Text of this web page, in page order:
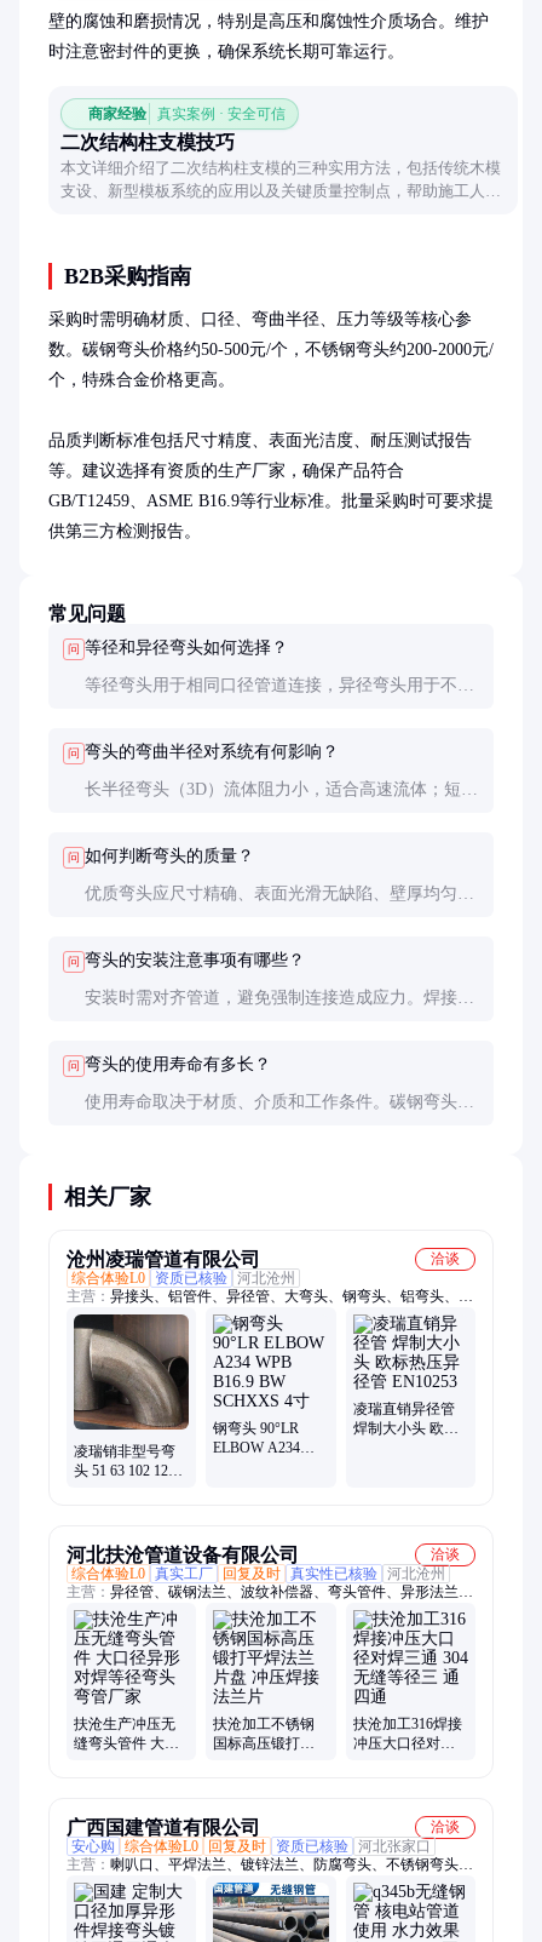
壁的腐蚀和磨损情况，特别是高压和腐蚀性介质场合。维护
时注意密封件的更换，确保系统长期可靠运行。
商家经验 真实案例 · 安全可信
二次结构柱支模技巧
本文详细介绍了二次结构柱支模的三种实用方法，包括传统木模
支设、新型模板系统的应用以及关键质量控制点，帮助施工人员
B2B采购指南
采购时需明确材质、口径、弯曲半径、压力等级等核心参
数。碳钢弯头价格约50-500元/个，不锈钢弯头约200-2000元/
个，特殊合金价格更高。
品质判断标准包括尺寸精度、表面光洁度、耐压测试报告
等。建议选择有资质的生产厂家，确保产品符合
GB/T12459、ASME B16.9等行业标准。批量采购时可要求提
供第三方检测报告。
常见问题
问 等径和异径弯头如何选择？
等径弯头用于相同口径管道连接，异径弯头用于不同
问 弯头的弯曲半径对系统有何影响？
长半径弯头（3D）流体阻力小，适合高速流体；短半
问 如何判断弯头的质量？
优质弯头应尺寸精确、表面光滑无缺陷、壁厚均匀。
问 弯头的安装注意事项有哪些？
安装时需对齐管道，避免强制连接造成应力。焊接弯
问 弯头的使用寿命有多长？
使用寿命取决于材质、介质和工作条件。碳钢弯头在
相关厂家
沧州凌瑞管道有限公司
洽谈
综合体验L0
资质已核验 河北沧州
主营： 异接头、铝管件、异径管、大弯头、钢弯头、铝弯头、焊
接弯头、薄盲板、法兰盘、单丝管、法兰片、热镀锌、锥管车、
集合管、锥形管、铝合金、大小头、异型焊接、单丝头、不锈钢
焊接、锥管、图纸法兰
凌瑞销非型号弯
头 51 63 102 121
钢弯头 90°LR
ELBOW A234
凌瑞直销异径管
焊制大小头 欧标
河北扶沧管道设备有限公司
洽谈
综合体验L0 真实工厂 回复及时 真实性已核验 河北沧州
主营： 异径管、碳钢法兰、波纹补偿器、弯头管件、异形法兰
片、不锈钢弯头、无缝椭圆封头、耐磨对焊三通、不锈钢平焊法
兰
扶沧生产冲压无
缝弯头管件 大口
扶沧加工不锈钢
国标高压锻打平
扶沧加工316焊接
冲压大口径对焊
广西国建管道有限公司
洽谈
安心购
综合体验L0 回复及时 资质已核验 河北张家口
主营： 喇叭口、平焊法兰、镀锌法兰、防腐弯头、不锈钢弯头、
冲压弯头、对焊弯头、无缝弯头、耐磨弯头、长半径弯头、变径
90°弯头、蒸汽管道弯头、对焊法兰、不锈钢法兰、接嘴三通、
保温三通、国标三通、焊制三通、合金高压三通、直缝三通、顶